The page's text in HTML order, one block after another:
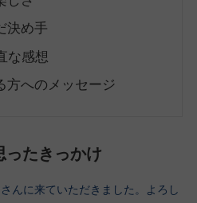
決め手
な感想
方へのメッセージ
ったきっかけ
んに来ていただきました。よろし